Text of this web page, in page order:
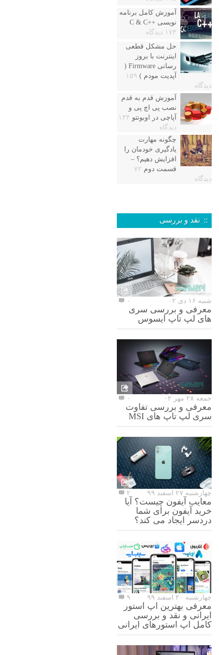
آموزش کامل برنامه
نویسی ++C & C
۱۷۴ دیدگاه
حل مشکل قطعی
اینترنت با بروز
رسانی Firmware (
آپدیت مودم ) ۱۵۹
دیدگاه
آموزش قدم به قدم
نصب پی اچ پی و
آپاچی در اوبونتو ۱۳۴
دیدگاه
چگونه مهارت
یادگیری خودمان را
افزایش دهیم؟ –
قسمت دوم ۷۲
دیدگاه
:: نقد و بررسی
شنبه ۱۶ دی ۰۲ ۰
معرفی و بررسی سری
های لپ تاپ ایسوس
جمعه ۲۸ مهر ۰۲ ۰
معرفی و بررسی تفاوت
سری لپ تاپ های MSI
چهارشنبه ۲۷ اسفند ۹۹ ۲
معایب آیفون چیست؟ آیا
خرید آیفون برای شما
دردسر ایجاد می کند؟
چهارشنبه ۲۰ اسفند ۹۹ ۹
معرفی بهترین اپ استور
ایرانی و نقد و بررسی
کامل اپ استورهای ایرانی